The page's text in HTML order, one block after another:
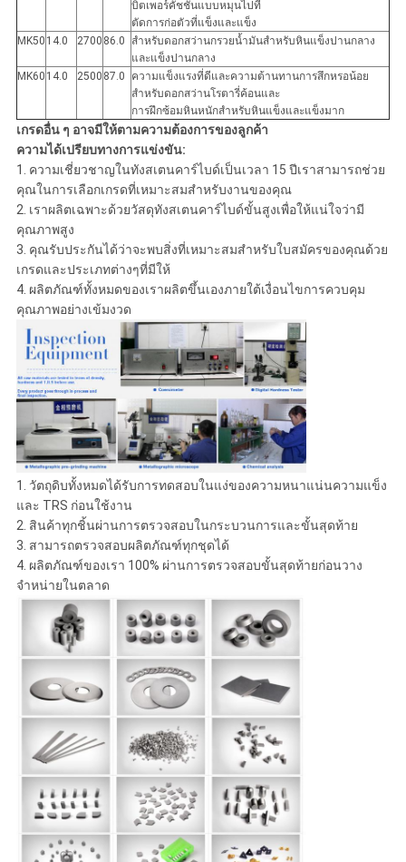
บิตเพอร์คัชชันแบบหมุนไปที่
ตัดการก่อตัวที่แข็งและแข็ง
MK50 14.0 2700 86.0
สำหรับดอกสว่านกรวยน้ำมันสำหรับหินแข็งปานกลาง
และแข็งปานกลาง
MK60 14.0 2500 87.0
ความแข็งแรงที่ดีและความต้านทานการสึกหรอน้อย
สำหรับดอกสว่านโรตารี่ค้อนและ
การฝึกซ้อมหินหนักสำหรับหินแข็งและแข็งมาก
เกรดอื่น ๆ อาจมีให้ตามความต้องการของลูกค้า
ความได้เปรียบทางการแข่งขัน:
1. ความเชี่ยวชาญในทังสเตนคาร์ไบด์เป็นเวลา 15 ปีเราสามารถช่วย
คุณในการเลือกเกรดที่เหมาะสมสำหรับงานของคุณ
2. เราผลิตเฉพาะด้วยวัสดุทังสเตนคาร์ไบด์ขั้นสูงเพื่อให้แน่ใจว่ามี
คุณภาพสูง
3. คุณรับประกันได้ว่าจะพบสิ่งที่เหมาะสมสำหรับใบสมัครของคุณด้วย
เกรดและประเภทต่างๆที่มีให้
4. ผลิตภัณฑ์ทั้งหมดของเราผลิตขึ้นเองภายใต้เงื่อนไขการควบคุม
คุณภาพอย่างเข้มงวด
1. วัตถุดิบทั้งหมดได้รับการทดสอบในแง่ของความหนาแน่นความแข็ง
และ TRS ก่อนใช้งาน
2. สินค้าทุกชิ้นผ่านการตรวจสอบในกระบวนการและขั้นสุดท้าย
3. สามารถตรวจสอบผลิตภัณฑ์ทุกชุดได้
4. ผลิตภัณฑ์ของเรา 100% ผ่านการตรวจสอบขั้นสุดท้ายก่อนวาง
จำหน่ายในตลาด